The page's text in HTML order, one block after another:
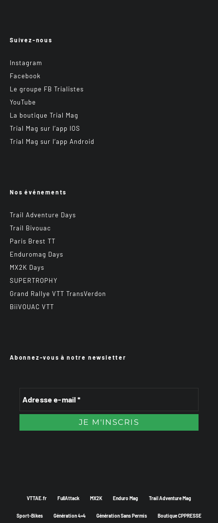
Suivez-nous
Instagram
Facebook
Le groupe FB Trialistes
YouTube
La boutique Trial Mag
Trial Mag sur l’app IOS
Trial Mag sur l’app Android
Nos événements
Trail Adventure Days
Trail Bivouac
Paris Brest TT
Enduromag Days
MX2K Days
SUPERTROPHY
Grand Rallye VTT TransVerdon
BiiVOUAC VTT
Abonnez-vous à notre newsletter
VTTAE.fr FullAttack MX2K Enduro Mag Trail Adventure Mag
Sport-Bikes Génération 4×4 Génération Sans Permis Boutique CPPRESSE